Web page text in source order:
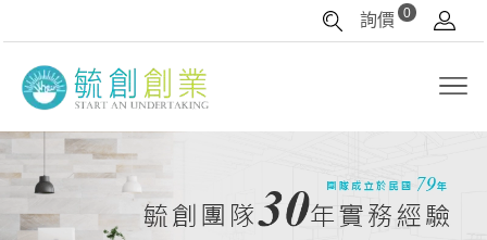
詢價 0